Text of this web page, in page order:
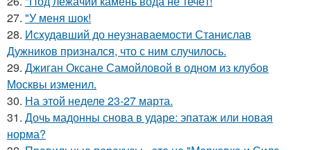
27. "У меня шок!
28. Исхудавший до неузнаваемости Станислав
Дужников признался, что с ним случилось.
29. Джиган Оксане Самойловой в одном из клубов
Москвы изменил.
30. На этой неделе 23-27 марта.
31. Дочь мадонны снова в ударе: эпатаж или новая
норма?